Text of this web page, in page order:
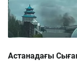
Астанадағы